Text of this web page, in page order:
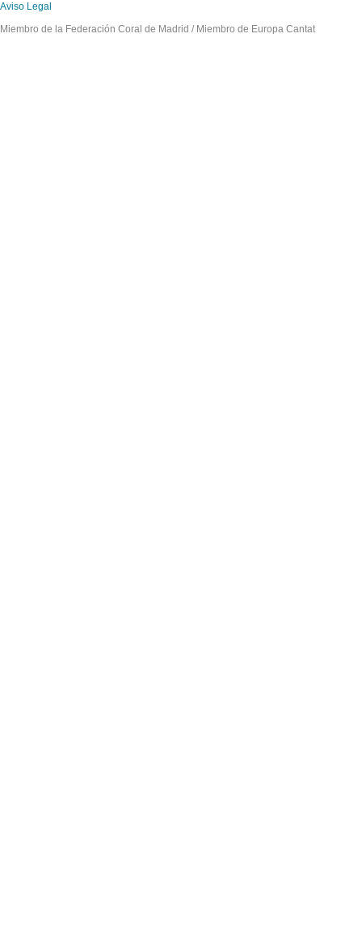
Aviso Legal
Miembro de la Federación Coral de Madrid / Miembro de Europa Cantat